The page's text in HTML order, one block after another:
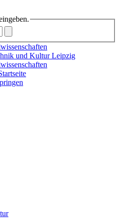
und Kultur Leipzig